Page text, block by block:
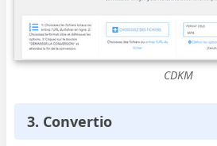
CDKM
3. Convertio